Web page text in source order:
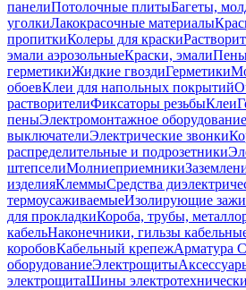
панелиПотолочные плитыБагеты,
уголкиЛакокрасочные материалы
пропиткиКолеры для краски
эмали аэрозольныеКраски, эмали
герметикиЖидкие гвоздиГерметики
обоевКлеи для напольных покрытий
растворителиФиксаторы резьбыКлеи
пеныЭлектромонтажное оборудование
выключателиЭлектрические звонки
распределительные и подрозетники
штепселиМолниеприемники
изделияКлеммыСредства
термоусаживаемыеИзолирующие
для прокладкиКороба, трубы,
кабельНаконечники, гильзы
коробовКабельный крепежАрматура
оборудованиеЭлектрощиты
электрощитаШины